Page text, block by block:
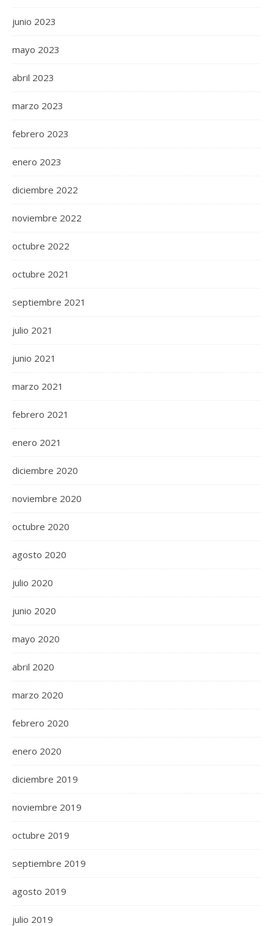
junio 2023
mayo 2023
abril 2023
marzo 2023
febrero 2023
enero 2023
diciembre 2022
noviembre 2022
octubre 2022
octubre 2021
septiembre 2021
julio 2021
junio 2021
marzo 2021
febrero 2021
enero 2021
diciembre 2020
noviembre 2020
octubre 2020
agosto 2020
julio 2020
junio 2020
mayo 2020
abril 2020
marzo 2020
febrero 2020
enero 2020
diciembre 2019
noviembre 2019
octubre 2019
septiembre 2019
agosto 2019
julio 2019